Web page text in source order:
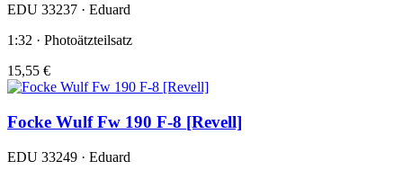
EDU 33237 · Eduard
1:32 · Photoätzteilsatz
15,55 €
Focke Wulf Fw 190 F-8 [Revell]
EDU 33249 · Eduard